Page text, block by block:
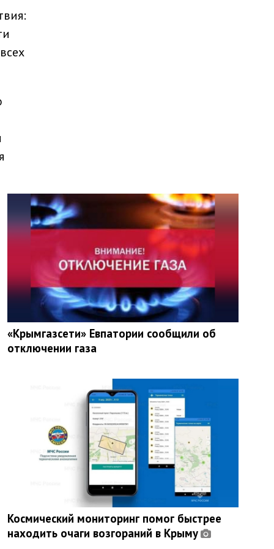
«Крымгазсети» Евпатории сообщили об
отключении газа
Космический мониторинг помог быстрее
находить очаги возгораний в Крыму